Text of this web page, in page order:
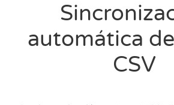
automática
CSV